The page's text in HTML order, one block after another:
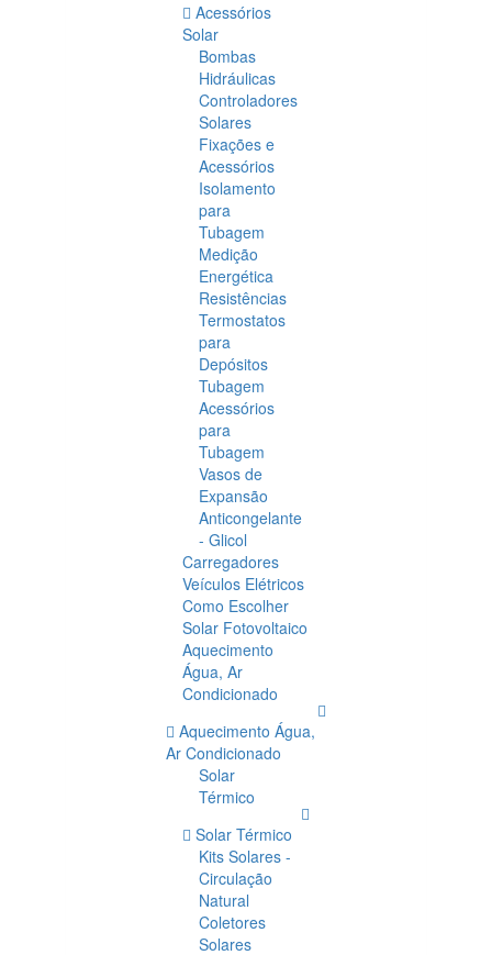
Acessórios
Solar
Bombas
Hidráulicas
Controladores
Solares
Fixações e
Acessórios
Isolamento
para
Tubagem
Medição
Energética
Resistências
Termostatos
para
Depósitos
Tubagem
Acessórios
para
Tubagem
Vasos de
Expansão
Anticongelante
- Glicol
Carregadores
Veículos Elétricos
Como Escolher
Solar Fotovoltaico
Aquecimento
Água, Ar
Condicionado
Aquecimento Água,
Ar Condicionado
Solar
Térmico
Solar Térmico
Kits Solares -
Circulação
Natural
Coletores
Solares